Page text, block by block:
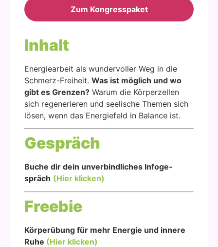
Zum Kon­gress­pa­ket
Inhalt
Ener­gie­ar­beit als wun­der­vol­ler Weg in die
Schmerz-Frei­heit. Was ist mög­lich und wo
gibt es Gren­zen? War­um die Kör­per­zel­len
sich rege­ne­rie­ren und see­li­sche The­men sich
lösen, wenn das Ener­gie­feld in Balan­ce ist.
Gespräch
Buche dir dein unver­bind­li­ches Info­ge­
spräch (Hier kli­cken)
Free­bie
Kör­per­übung für mehr Ener­gie und inne­re
Ruhe (Hier kli­cken)